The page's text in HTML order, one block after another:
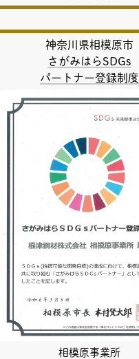
神奈川県相模原市
さがみはらSDGs
パートナー登録制度
相模原事業所